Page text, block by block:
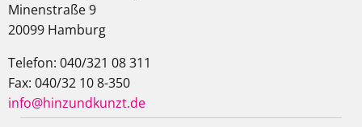
Minenstraße 9
20099 Hamburg
Telefon: 040/321 08 311
Fax: 040/32 10 8-350
info@hinzundkunzt.de